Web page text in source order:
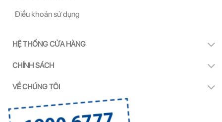
Điều khoản sử dụng
HỆ THỐNG CỬA HÀNG
CHÍNH SÁCH
VỀ CHÚNG TÔI